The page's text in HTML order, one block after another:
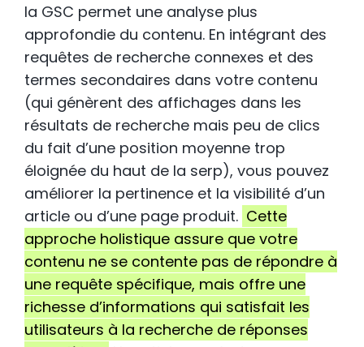
la GSC permet une analyse plus
approfondie du contenu. En intégrant des
requêtes de recherche connexes et des
termes secondaires dans votre contenu
(qui génèrent des affichages dans les
résultats de recherche mais peu de clics
du fait d’une position moyenne trop
éloignée du haut de la serp), vous pouvez
améliorer la pertinence et la visibilité d’un
article ou d’une page produit. Cette
approche holistique assure que votre
contenu ne se contente pas de répondre à
une requête spécifique, mais offre une
richesse d’informations qui satisfait les
utilisateurs à la recherche de réponses